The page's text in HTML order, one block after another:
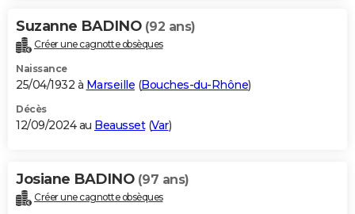
Bricolage
Lifestyle
Culture
Sport
Auto
Television
Voyage
Cinema
Suzanne BADINO (92 ans)
Créer une cagnotte obsèques
Naissance
25/04/1932 à Marseille (Bouches-du-Rhône)
Décès
12/09/2024 au Beausset(Var)
Josiane BADINO (97 ans)
Créer une cagnotte obsèques